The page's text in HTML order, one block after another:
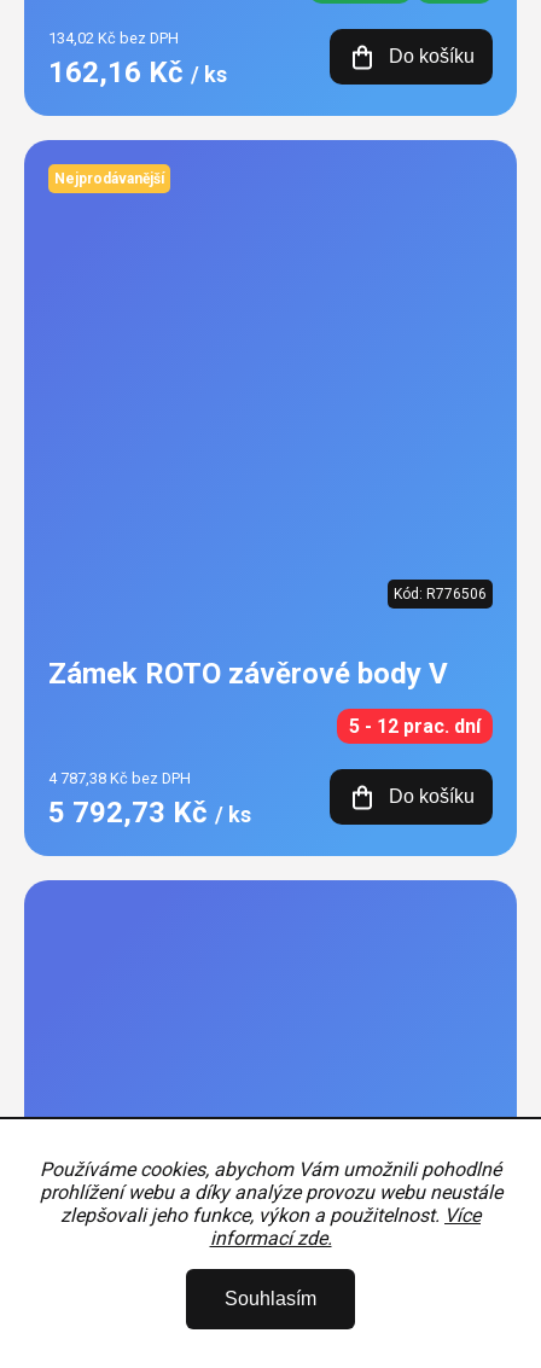
Používáme cookies, abychom Vám umožnili pohodlné
prohlížení webu a díky analýze provozu webu neustále
zlepšovali jeho funkce, výkon a použitelnost. Více
informací zde.
Souhlasím
134,02 Kč bez DPH
162,16 Kč / ks
Do košíku
Nejprodávanější
Kód: R776506
Zámek ROTO závěrové body V
5 - 12 prac. dní
4 787,38 Kč bez DPH
5 792,73 Kč / ks
Do košíku